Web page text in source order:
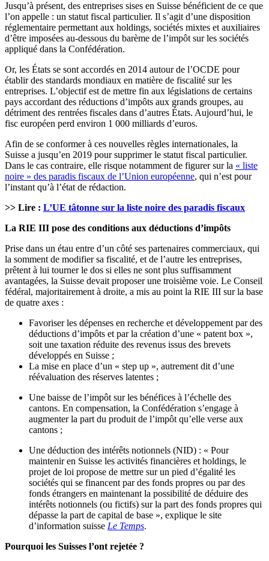
Jusqu’à présent, des entreprises sises en Suisse bénéficient de ce que
l’on appelle : un statut fiscal particulier. Il s’agit d’une disposition
réglementaire permettant aux holdings, sociétés mixtes et auxiliaires
d’être imposées au-dessous du barème de l’impôt sur les sociétés
appliqué dans la Confédération.
Or, les États se sont accordés en 2014 autour de l’OCDE pour
établir des standards mondiaux en matière de fiscalité sur les
entreprises. L’objectif est de mettre fin aux législations de certains
pays accordant des réductions d’impôts aux grands groupes, au
détriment des rentrées fiscales dans d’autres États. Aujourd’hui, le
fisc européen perd environ 1 000 milliards d’euros.
Afin de se conformer à ces nouvelles règles internationales, la
Suisse a jusqu’en 2019 pour supprimer le statut fiscal particulier.
Dans le cas contraire, elle risque notamment de figurer sur la « liste
noire » des paradis fiscaux de l’Union européenne, qui n’est pour
l’instant qu’à l’état de rédaction.
>> Lire : L’UE tâtonne sur la liste noire des paradis fiscaux
La RIE III pose des conditions aux déductions d’impôts
Prise dans un étau entre d’un côté ses partenaires commerciaux, qui
la somment de modifier sa fiscalité, et de l’autre les entreprises,
prêtent à lui tourner le dos si elles ne sont plus suffisamment
avantagées, la Suisse devait proposer une troisième voie. Le Conseil
fédéral, majoritairement à droite, a mis au point la RIE III sur la base
de quatre axes :
Favoriser les dépenses en recherche et développement par des
déductions d’impôts et par la création d’une « patent box »,
soit une taxation réduite des revenus issus des brevets
développés en Suisse ;
La mise en place d’un « step up », autrement dit d’une
réévaluation des réserves latentes ;
Une baisse de l’impôt sur les bénéfices à l’échelle des
cantons. En compensation, la Confédération s’engage à
augmenter la part du produit de l’impôt qu’elle verse aux
cantons ;
Une déduction des intérêts notionnels (NID) : « Pour
maintenir en Suisse les activités financières et holdings, le
projet de loi propose de mettre sur un pied d’égalité les
sociétés qui se financent par des fonds propres ou par des
fonds étrangers en maintenant la possibilité de déduire des
intérêts notionnels (ou fictifs) sur la part des fonds propres qui
dépasse la part de capital de base », explique le site
d’information suisse Le Temps.
Pourquoi les Suisses l’ont rejetée ?